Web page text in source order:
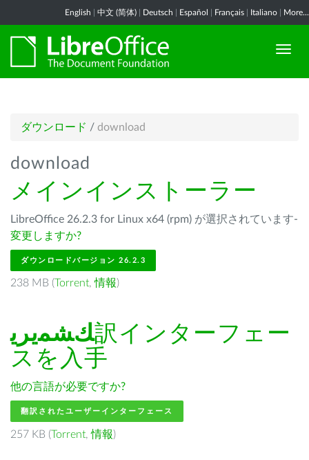
English 中文 (简体) Deutsch Español Français Italiano More...
ダウンロード / download
download
メインインストーラー
LibreOffice 26.2.3 for Linux x64 (rpm) が選択されています-
変更しますか?
ダウンロードバージョン 26.2.3
238 MB (Torrent,情報)
ﻚﺸﻤﻳﺮﻳ訳インターフェー
スを入手
他の言語が必要ですか?
翻訳されたユーザーインターフェース
257 KB (Torrent,情報)